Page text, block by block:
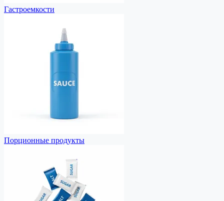
Гастроемкости
Порционные продукты